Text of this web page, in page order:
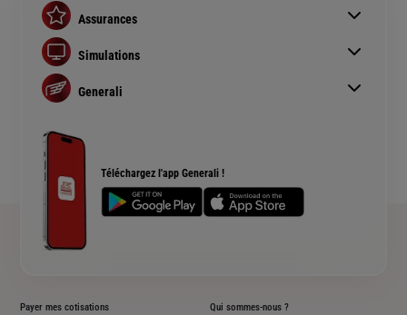
Téléchargez l'app Generali !
Assurances
Assurance auto
Assurance habitation
Assurance prêt immobilier
Complémentaire santé senior
Simulations
Simulation assurance auto
Devis assurance habitation
Devis assurance chien ou chat
Generali
Rendements fonds euros Generali
Accessibilité sourds et malentendants
Plan du site
Payer mes cotisations Qui sommes-nous ?